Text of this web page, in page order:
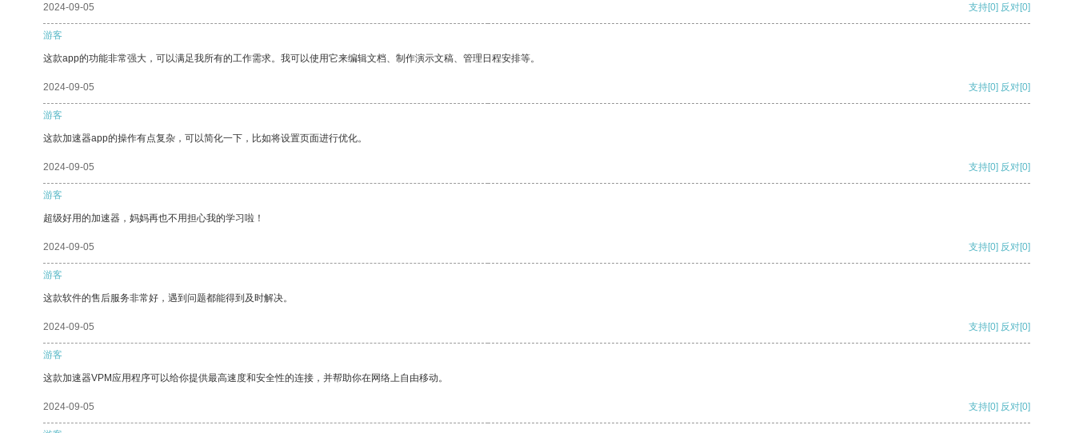
2024-09-05 支持[0] 反对[0]
游客
这款app的功能非常强大，可以满足我所有的工作需求。我可以使用它来编辑文档、制作演示文稿、管理日程安排等。
2024-09-05 支持[0] 反对[0]
游客
这款加速器app的操作有点复杂，可以简化一下，比如将设置页面进行优化。
2024-09-05 支持[0] 反对[0]
游客
超级好用的加速器，妈妈再也不用担心我的学习啦！
2024-09-05 支持[0] 反对[0]
游客
这款软件的售后服务非常好，遇到问题都能得到及时解决。
2024-09-05 支持[0] 反对[0]
游客
这款加速器VPM应用程序可以给你提供最高速度和安全性的连接，并帮助你在网络上自由移动。
2024-09-05 支持[0] 反对[0]